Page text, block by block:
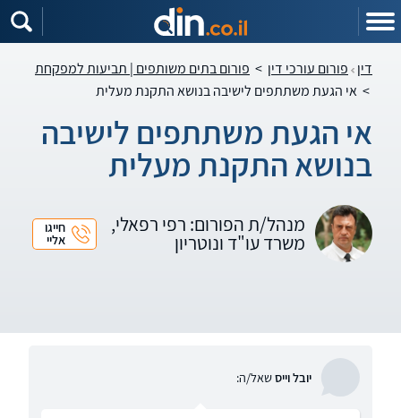
דין פורום עורכי דין > פורום בתים משותפים | תביעות למפקחת
> אי הגעת משתתפים לישיבה בנושא התקנת מעלית
אי הגעת משתתפים לישיבה
בנושא התקנת מעלית
מנהל/ת הפורום: רפי רפאלי,
משרד עו"ד ונוטריון
חייגו
אליי
יובל וייסשאל/ה: